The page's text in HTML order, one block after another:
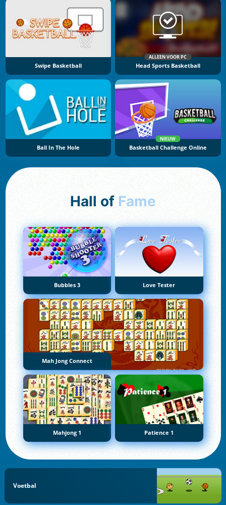
Swipe Basketball
ALLEEN VOOR PC
Head Sports Basketball
Ball In The Hole
NIEUW
Basketball Challenge Online
Hall of Fame
Bubbles 3 Love Tester
Mah Jong Connect
Mahjong 1 Patience 1
Voetbal